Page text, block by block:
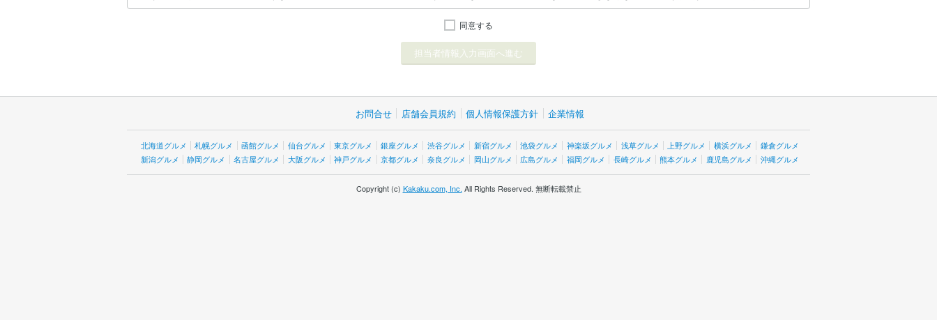
同意する
お問合せ 店舗会員規約 個人情報保護方針 企業情報
北海道グルメ 札幌グルメ 函館グルメ 仙台グルメ 東京グルメ 銀座グルメ 渋谷グルメ 新宿グルメ 池袋グルメ 神楽坂グルメ 浅草グルメ 上野グルメ 横浜グルメ
鎌倉グルメ
新潟グルメ
静岡グルメ 名古屋グルメ 大阪グルメ 神戸グルメ 京都グルメ 奈良グルメ 岡山グルメ 広島グルメ 福岡グルメ 長崎グルメ 熊本グルメ 鹿児島グルメ 沖縄グルメ
Copyright (c) Kakaku.com, Inc. All Rights Reserved. 無断転載禁止